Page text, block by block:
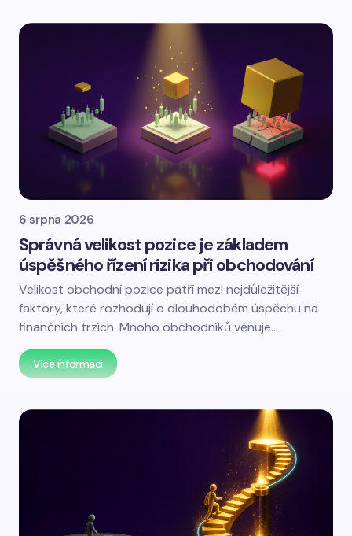
6 srpna 2026
Správná velikost pozice je základem
úspěšného řízení rizika při obchodování
Velikost obchodní pozice patří mezi nejdůležitější
faktory, které rozhodují o dlouhodobém úspěchu na
finančních trzích. Mnoho obchodníků věnuje…
Více informací